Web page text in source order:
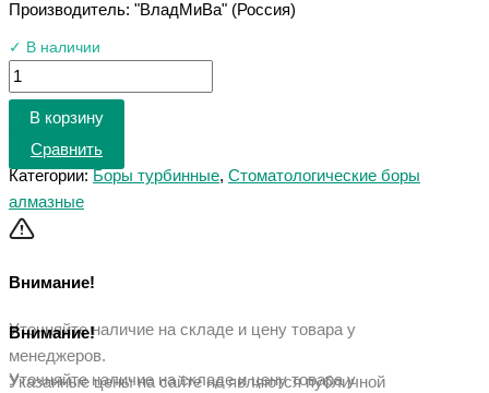
Производитель: "ВладМиВа" (Россия)
✓ В наличии
В корзину
Сравнить
Категории: Боры турбинные, Стоматологические боры
алмазные
Внимание!
Уточняйте наличие на складе и цену товара у
менеджеров.
Указанные цены на сайте не являются публичной
Внимание!
Уточняйте наличие на складе и цену товара у